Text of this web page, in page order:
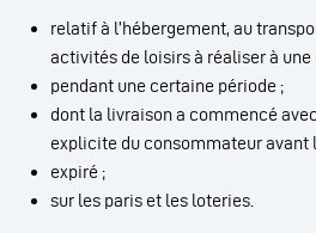
relatif à l’hébergement, au
activités de loisirs à réaliser à une
pendant une certaine période ;
dont la livraison a commencé
explicite du consommateur avant
expiré ;
sur les paris et les loteries.